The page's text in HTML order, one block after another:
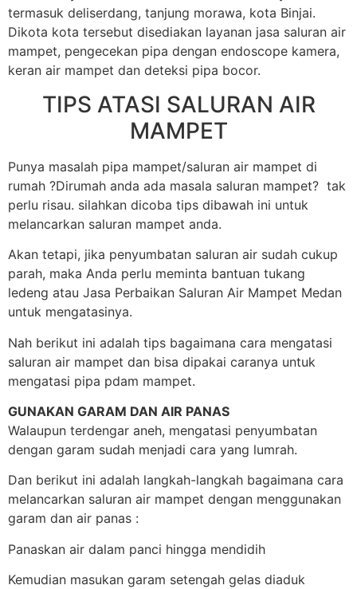
termasuk deliserdang, tanjung morawa, kota Binjai.
Dikota kota tersebut disediakan layanan jasa saluran air
mampet, pengecekan pipa dengan endoscope kamera,
keran air mampet dan deteksi pipa bocor.
TIPS ATASI SALURAN AIR
MAMPET
Punya masalah pipa mampet/saluran air mampet di
rumah ?Dirumah anda ada masala saluran mampet? tak
perlu risau. silahkan dicoba tips dibawah ini untuk
melancarkan saluran mampet anda.
Akan tetapi, jika penyumbatan saluran air sudah cukup
parah, maka Anda perlu meminta bantuan tukang
ledeng atau Jasa Perbaikan Saluran Air Mampet Medan
untuk mengatasinya.
Nah berikut ini adalah tips bagaimana cara mengatasi
saluran air mampet dan bisa dipakai caranya untuk
mengatasi pipa pdam mampet.
GUNAKAN GARAM DAN AIR PANAS
Walaupun terdengar aneh, mengatasi penyumbatan
dengan garam sudah menjadi cara yang lumrah.
Dan berikut ini adalah langkah-langkah bagaimana cara
melancarkan saluran air mampet dengan menggunakan
garam dan air panas :
Panaskan air dalam panci hingga mendidih
Kemudian masukan garam setengah gelas diaduk